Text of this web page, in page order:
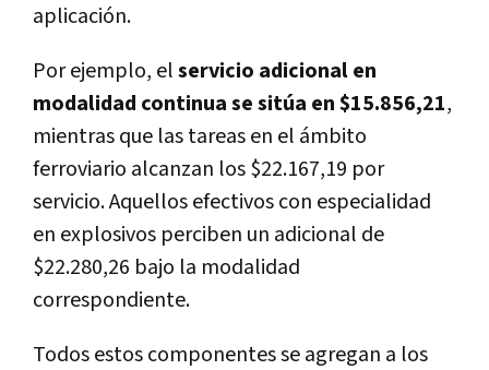
aplicación.
Por ejemplo, elservicio adicional en
modalidad continua se sitúa en $15.856,21,
mientras que las tareas en el ámbito
ferroviario alcanzan los $22.167,19 por
servicio. Aquellos efectivos con especialidad
en explosivos perciben un adicional de
$22.280,26 bajo la modalidad
correspondiente.
Todos estos componentes se agregan a los